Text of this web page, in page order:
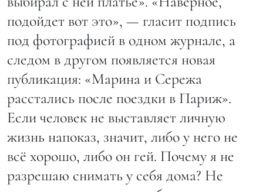
подойдет вот это», — гласит подпись
под фотографией в одном журнале, а
следом в другом появляется новая
публикация: «Марина и Сережа
расстались после поездки в Париж».
Если человек не выставляет личную
жизнь напоказ, значит, либо у него не
всё хорошо, либо он гей. Почему я не
разрешаю снимать у себя дома? Не